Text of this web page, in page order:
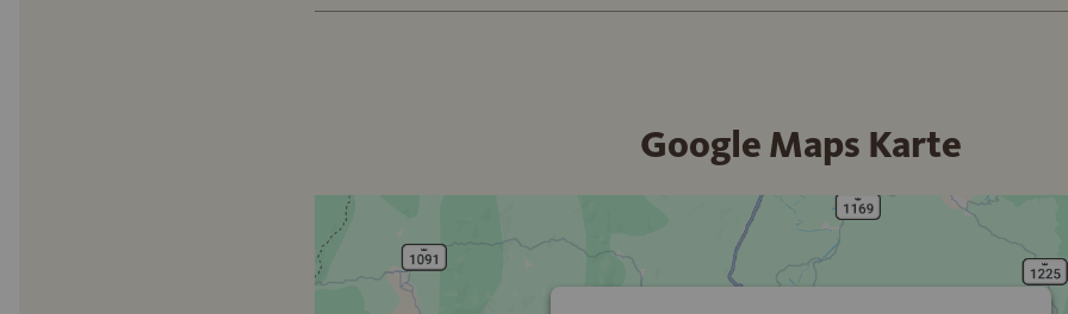
Google Maps Karte